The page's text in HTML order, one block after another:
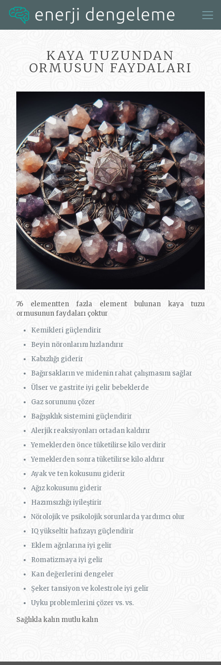
KAYA TUZUNDAN
ORMUSUN FAYDALARI
76 elementten fazla element bulunan kaya tuzu
ormusunun faydaları çoktur
Kemikleri güçlendirir
Beyin nöronlarını hızlandırır
Kabızlığı giderir
Bağırsakların ve midenin rahat çalışmasını sağlar
Ülser ve gastrite iyi gelir bebeklerde
Gaz sorununu çözer
Bağışıklık sistemini güçlendirir
Alerjik reaksiyonları ortadan kaldırır
Yemeklerden önce tüketilirse kilo verdirir
Yemeklerden sonra tüketilirse kilo aldırır
Ayak ve ten kokusunu giderir
Ağız kokusunu giderir
Hazımsızlığı iyileştirir
Nörolojik ve psikolojik sorunlarda yardımcı olur
IQ yükseltir hafızayı güçlendirir
Eklem ağrılarına iyi gelir
Romatizmaya iyi gelir
Kan değerlerini dengeler
Şeker tansiyon ve kolestrole iyi gelir
Uyku problemlerini çözer vs. vs.
Sağlıkla kalın mutlu kalın